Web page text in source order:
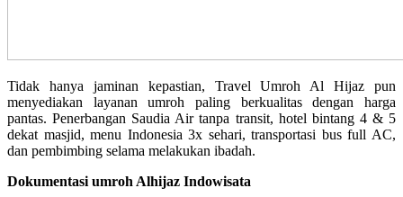
Tidak hanya jaminan kepastian, Travel Umroh Al Hijaz pun
menyediakan layanan umroh paling berkualitas dengan harga
pantas. Penerbangan Saudia Air tanpa transit, hotel bintang 4 & 5
dekat masjid, menu Indonesia 3x sehari, transportasi bus full AC,
dan pembimbing selama melakukan ibadah.
Dokumentasi umroh Alhijaz Indowisata